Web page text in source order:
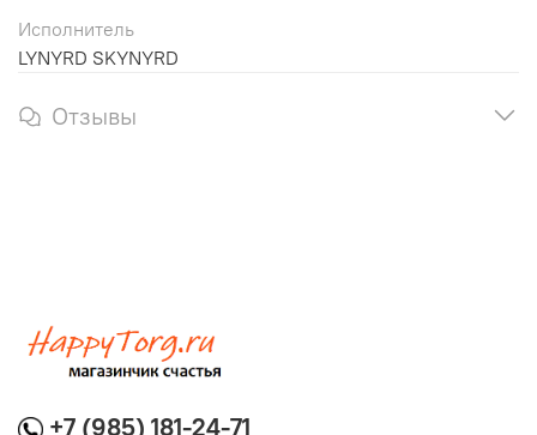
Исполнитель
LYNYRD SKYNYRD
Отзывы
+7 (985) 181-24-71